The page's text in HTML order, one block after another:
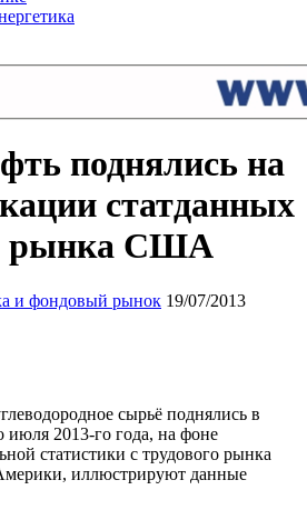
поднялись на
статданных
рынка США
и фондовый рынок 19/07/2013
сырьё поднялись в
июля 2013-го года, на фоне
статистики с трудового рынка
иллюстрируют данные